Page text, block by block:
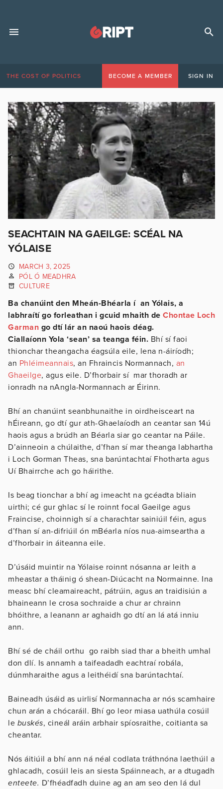
THE COST OF POLITICS BECOME A MEMBER SIGN IN
SEACHTAIN NA GAEILGE: SCÉAL NA
YÓLAISE
MARCH 3, 2025
PÓL Ó MEADHRA
CULTURE
Ba chanúint den Mheán-Bhéarla í an Yólais, a
labhraítí go forleathan i gcuid mhaith de Chontae Loch
Garman go dtí lár an naoú haois déag.
Ciallaíonn Yola ‘sean’ sa teanga féin. Bhí sí faoi
thionchar theangacha éagsúla eile, lena n-áiríodh;
an Phléimeannais, an Fhraincis Normannach, an
Ghaeilge, agus eile. D’fhorbair sí mar thoradh ar
ionradh na nAngla-Normannach ar Éirinn.
Bhí an chanúint seanbhunaithe in oirdheisceart na
hÉireann, go dtí gur ath-Ghaelaíodh an ceantar san 14ú
haois agus a brúdh an Béarla siar go ceantar na Páile.
D’ainneoin a chúlaithe, d’fhan sí mar theanga labhartha
i Loch Gorman Theas, sna barúntachtaí Fhotharta agus
Uí Bhairrche ach go háirithe.
Is beag tionchar a bhí ag imeacht na gcéadta bliain
uirthi; cé gur ghlac sí le roinnt focal Gaeilge agus
Fraincise, choinnigh sí a charachtar sainiúil féin, agus
d’fhan sí an-difriúil ón mBéarla níos nua-aimseartha a
d’fhorbair in áiteanna eile.
D’úsáid muintir na Yólaise roinnt nósanna ar leith a
mheastar a tháinig ó shean-Diúcacht na Normainne. Ina
measc bhí cleamaireacht, pátrúin, agus an traidisiún a
bhaineann le crosa sochraide a chur ar chrainn
bhóithre, a leanann ar aghaidh go dtí an lá atá inniu
ann.
Bhí sé de cháil orthu go raibh siad thar a bheith umhal
don dlí. Is annamh a taifeadadh eachtraí robála,
dúnmharaithe agus a leithéidí sna barúntachtaí.
Baineadh úsáid as uirlisí Normannacha ar nós scamhaire
chun arán a chócaráil. Bhí go leor miasa uathúla cosúil
le buskés, cineál aráin arbhair spíosraithe, coitianta sa
cheantar.
Nós áitiúil a bhí ann ná néal codlata tráthnóna laethúil a
ghlacadh, cosúil leis an siesta Spáinneach, ar a dtugadh
enteete. D’fhéadfadh duine ag an am seo den lá dul